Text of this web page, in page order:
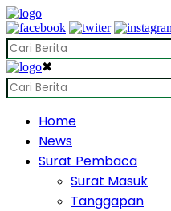
✖
Home
News
Surat Pembaca
Surat Masuk
Tanggapan